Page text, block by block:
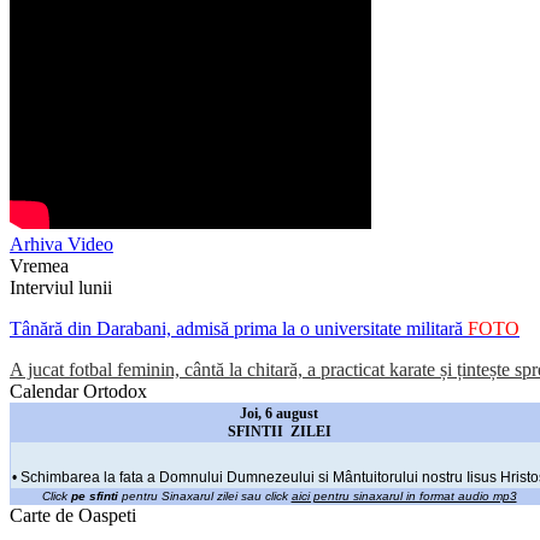
Arhiva Video
Vremea
Interviul lunii
Tânără din Darabani, admisă prima la o universitate militară FOTO
A jucat fotbal feminin, cântă la chitară, a practicat karate și țintește
Calendar Ortodox
Joi, 6 august
SFINTII ZILEI
• Schimbarea la fata a Domnului Dumnezeului si Mântuitorului nostru Iisus
Click pe sfintipentru Sinaxarul zilei sau click aici pentru sinaxarul in format audio mp3
Carte de Oaspeti